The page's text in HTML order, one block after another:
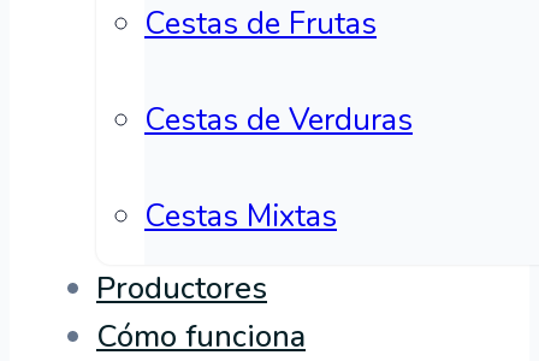
Cestas de Frutas
Cestas de Verduras
Cestas Mixtas
Productores
Cómo funciona